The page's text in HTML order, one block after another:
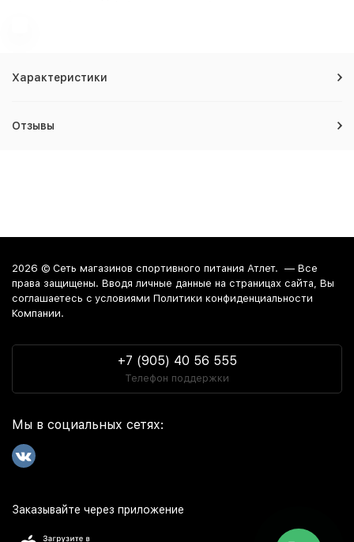
Характеристики
Отзывы
2026 © Сеть магазинов спортивного питания Атлет. — Все
права защищены. Вводя личные данные на страницах сайта, Вы
соглашаетесь c условиями Политики конфиденциальности
Компании.
+7 (905) 40 56 555
Телефон поддержки
Мы в социальных сетях:
Заказывайте через приложение